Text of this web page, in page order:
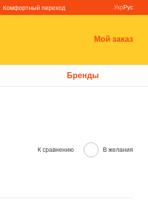
Комфортный переход
Укр Рус
Мой заказ
Бренды
К сравнению В желания